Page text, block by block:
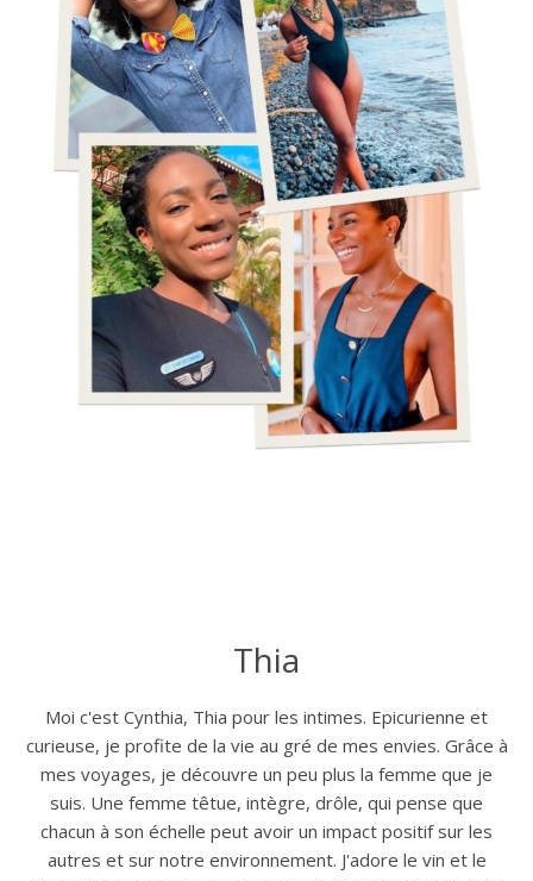
Thia
Moi c'est Cynthia, Thia pour les intimes. Epicurienne et
curieuse, je profite de la vie au gré de mes envies. Grâce à
mes voyages, je découvre un peu plus la femme que je
suis. Une femme têtue, intègre, drôle, qui pense que
chacun à son échelle peut avoir un impact positif sur les
autres et sur notre environnement. J'adore le vin et le